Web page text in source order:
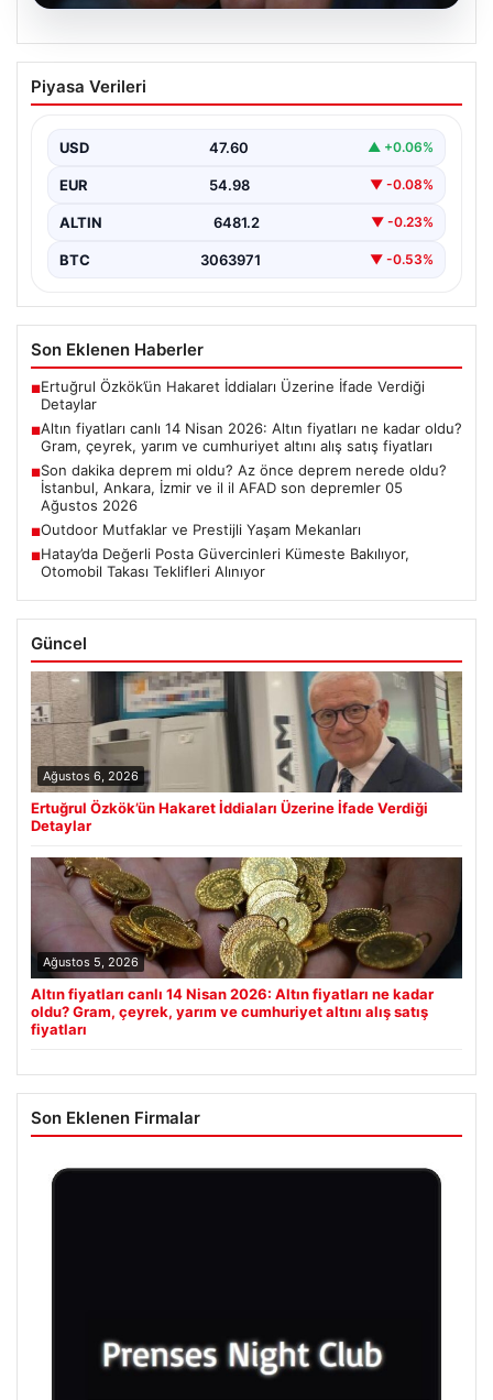
Altın fiyatları canlı 14 Nisan 2026: Altın
fiyatları ne kadar oldu? Gram, çeyrek,
fiyatları
Piyasa Verileri
USD 47.60 ▲ +0.06%
EUR 54.98 ▼ -0.08%
ALTIN 6481.2 ▼ -0.23%
BTC 3063971 ▼ -0.53%
Son Eklenen Haberler
■Ertuğrul Özkök’ün Hakaret İddiaları Üzerine İfade Verdiği
Detaylar
■Altın fiyatları canlı 14 Nisan 2026: Altın fiyatları ne kadar oldu?
Gram, çeyrek, yarım ve cumhuriyet altını alış satış fiyatları
■Son dakika deprem mi oldu? Az önce deprem nerede oldu?
İstanbul, Ankara, İzmir ve il il AFAD son depremler 05
Ağustos 2026
■Outdoor Mutfaklar ve Prestijli Yaşam Mekanları
■Hatay’da Değerli Posta Güvercinleri Kümeste Bakılıyor,
Otomobil Takası Teklifleri Alınıyor
Güncel
Ağustos 6, 2026
Ertuğrul Özkök’ün Hakaret İddiaları Üzerine İfade Verdiği
Detaylar
Ağustos 5, 2026
Altın fiyatları canlı 14 Nisan 2026: Altın fiyatları ne kadar
oldu? Gram, çeyrek, yarım ve cumhuriyet altını alış satış
fiyatları
Son Eklenen Firmalar